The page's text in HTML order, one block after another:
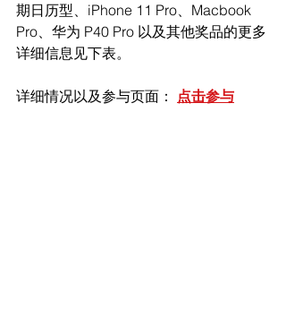
期日历型、iPhone 11 Pro、Macbook
Pro、华为 P40 Pro 以及其他奖品的更多
详细信息见下表。
详细情况以及参与页面： 点击参与